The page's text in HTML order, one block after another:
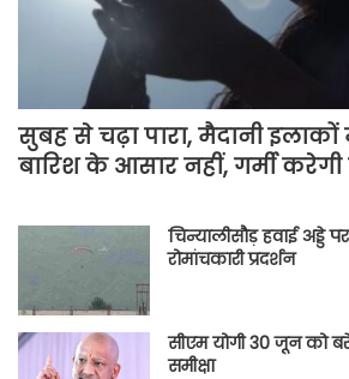
सुबह से चढ़ा पारा, मैदानी
बारिश के आसार नहीं, गर्मी
चिन्यालीसौड़ हवाई अड्डे
रोमांचकारी प्रदर्शन
सीएम योगी 30 जून को
समीक्षा